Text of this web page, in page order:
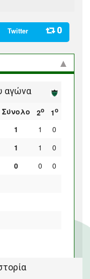
Twitter 0
αγώνα
Σύνολο 2ο 1ο
1 1
0
1 1
0
0 0
0